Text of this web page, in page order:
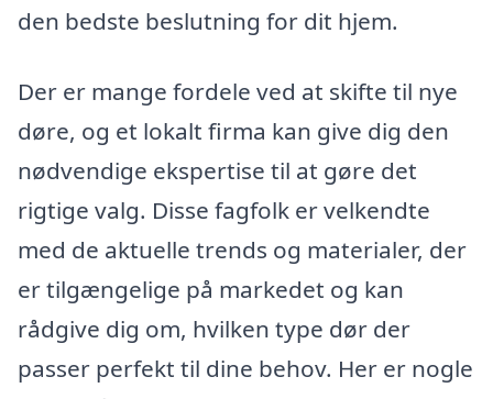
den bedste beslutning for dit hjem.
Der er mange fordele ved at skifte til nye
døre, og et lokalt firma kan give dig den
nødvendige ekspertise til at gøre det
rigtige valg. Disse fagfolk er velkendte
med de aktuelle trends og materialer, der
er tilgængelige på markedet og kan
rådgive dig om, hvilken type dør der
passer perfekt til dine behov. Her er nogle